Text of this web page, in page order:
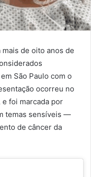
mais de oito anos de
São Paulo com o
ocorreu no
e foi marcada por
temas sensíveis —
de câncer da